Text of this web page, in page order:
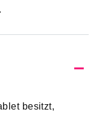
besitzt,